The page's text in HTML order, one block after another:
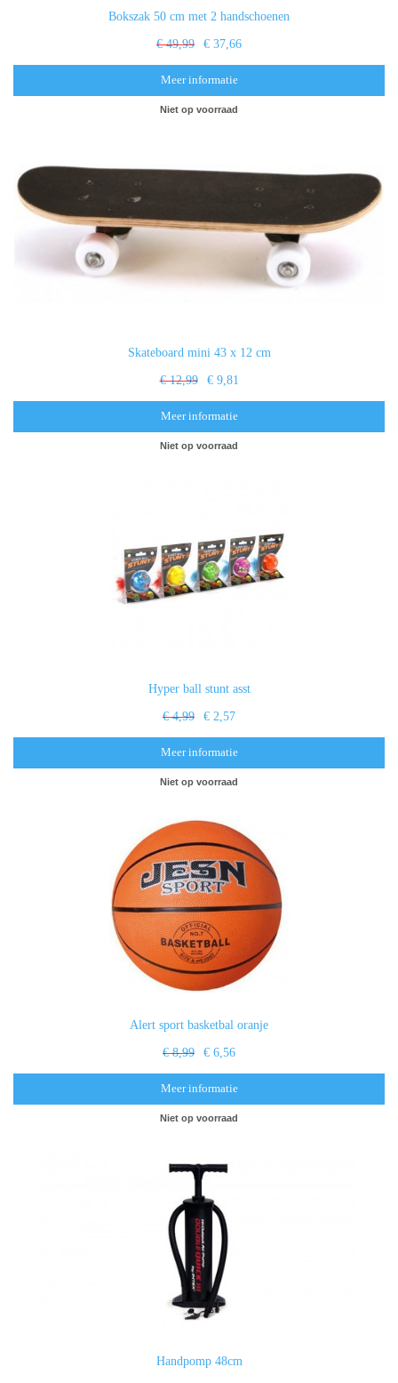
Bokszak 50 cm met 2 handschoenen
€ 49,99 € 37,66
Meer informatie
Niet op voorraad
Skateboard mini 43 x 12 cm
€ 12,99 € 9,81
Meer informatie
Niet op voorraad
Hyper ball stunt asst
€ 4,99 € 2,57
Meer informatie
Niet op voorraad
Alert sport basketbal oranje
€ 8,99 € 6,56
Meer informatie
Niet op voorraad
Handpomp 48cm